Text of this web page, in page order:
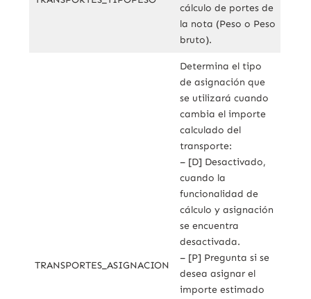
cálculo de portes de
la nota (Peso o Peso
bruto).
TRANSPORTES_ASIGNACION
Determina el tipo
de asignación que
se utilizará cuando
cambia el importe
calculado del
transporte:
– [D] Desactivado,
cuando la
funcionalidad de
cálculo y asignación
se encuentra
desactivada.
– [P] Pregunta si se
desea asignar el
importe estimado